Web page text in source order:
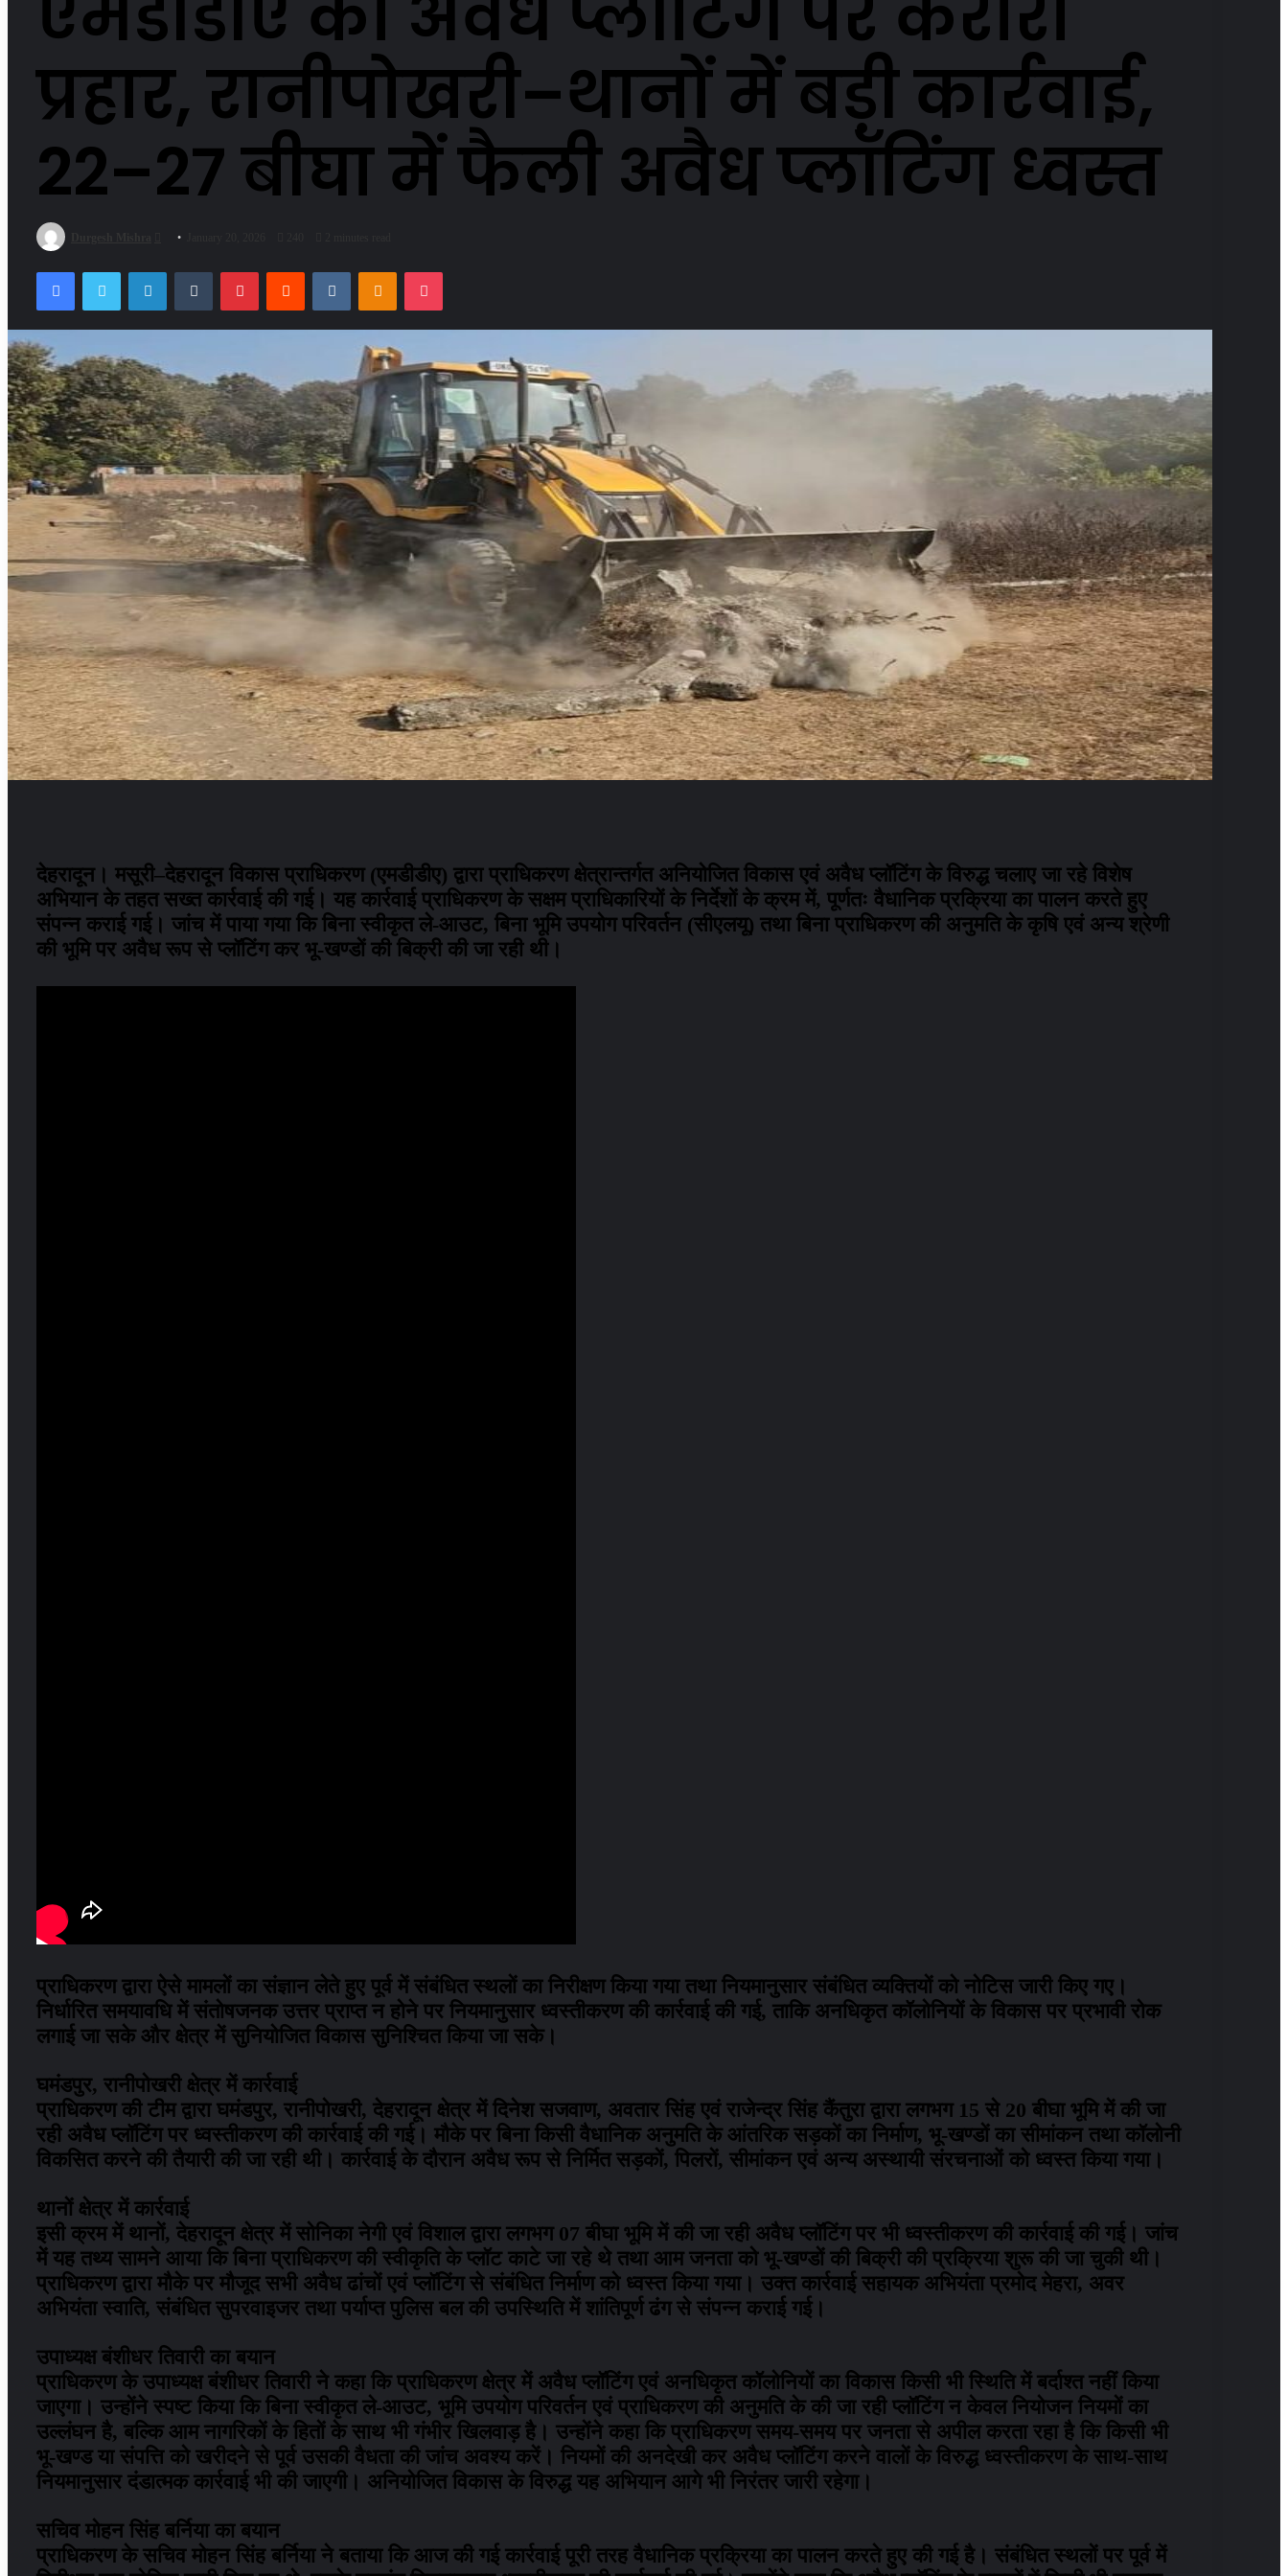
प्रहार, रानीपोखरी–थानों में बड़ी कार्रवाई,
22–27 बीघा में फैली अवैध प्लॉटिंग ध्वस्त
Send
FacebookTwitter LinkedInTumblrPinterestReddit VKontakteOdnoklassniki
Pocket
देहरादून। मसूरी–देहरादून विकास प्राधिकरण (एमडीडीए) द्वारा प्राधिकरण क्षेत्रान्तर्गत अनियोजित विकास एवं अवैध प्लॉटिंग के विरुद्ध चलाए जा रहे विशेष
अभियान के तहत सख्त कार्रवाई की गई। यह कार्रवाई प्राधिकरण के सक्षम प्राधिकारियों के निर्देशों के क्रम में, पूर्णतः वैधानिक प्रक्रिया का पालन करते हुए
संपन्न कराई गई। जांच में पाया गया कि बिना स्वीकृत ले-आउट, बिना भूमि उपयोग परिवर्तन (सीएलयू) तथा बिना प्राधिकरण की अनुमति के कृषि एवं अन्य श्रेणी
की भूमि पर अवैध रूप से प्लॉटिंग कर भू-खण्डों की बिक्री की जा रही थी।
प्राधिकरण द्वारा ऐसे मामलों का संज्ञान लेते हुए पूर्व में संबंधित स्थलों का निरीक्षण किया गया तथा नियमानुसार संबंधित व्यक्तियों को नोटिस जारी किए गए।
निर्धारित समयावधि में संतोषजनक उत्तर प्राप्त न होने पर नियमानुसार ध्वस्तीकरण की कार्रवाई की गई, ताकि अनधिकृत कॉलोनियों के विकास पर प्रभावी रोक
लगाई जा सके और क्षेत्र में सुनियोजित विकास सुनिश्चित किया जा सके।
घमंडपुर, रानीपोखरी क्षेत्र में कार्रवाई
प्राधिकरण की टीम द्वारा घमंडपुर, रानीपोखरी, देहरादून क्षेत्र में दिनेश सजवाण, अवतार सिंह एवं राजेन्द्र सिंह कैंतुरा द्वारा लगभग 15 से 20 बीघा भूमि में की जा
रही अवैध प्लॉटिंग पर ध्वस्तीकरण की कार्रवाई की गई। मौके पर बिना किसी वैधानिक अनुमति के आंतरिक सड़कों का निर्माण, भू-खण्डों का सीमांकन तथा कॉलोनी
विकसित करने की तैयारी की जा रही थी। कार्रवाई के दौरान अवैध रूप से निर्मित सड़कों, पिलरों, सीमांकन एवं अन्य अस्थायी संरचनाओं को ध्वस्त किया गया।
थानों क्षेत्र में कार्रवाई
इसी क्रम में थानों, देहरादून क्षेत्र में सोनिका नेगी एवं विशाल द्वारा लगभग 07 बीघा भूमि में की जा रही अवैध प्लॉटिंग पर भी ध्वस्तीकरण की कार्रवाई की गई। जांच
में यह तथ्य सामने आया कि बिना प्राधिकरण की स्वीकृति के प्लॉट काटे जा रहे थे तथा आम जनता को भू-खण्डों की बिक्री की प्रक्रिया शुरू की जा चुकी थी।
प्राधिकरण द्वारा मौके पर मौजूद सभी अवैध ढांचों एवं प्लॉटिंग से संबंधित निर्माण को ध्वस्त किया गया। उक्त कार्रवाई सहायक अभियंता प्रमोद मेहरा, अवर
अभियंता स्वाति, संबंधित सुपरवाइजर तथा पर्याप्त पुलिस बल की उपस्थिति में शांतिपूर्ण ढंग से संपन्न कराई गई।
उपाध्यक्ष बंशीधर तिवारी का बयान
प्राधिकरण के उपाध्यक्ष बंशीधर तिवारी ने कहा कि प्राधिकरण क्षेत्र में अवैध प्लॉटिंग एवं अनधिकृत कॉलोनियों का विकास किसी भी स्थिति में बर्दाश्त नहीं किया
जाएगा। उन्होंने स्पष्ट किया कि बिना स्वीकृत ले-आउट, भूमि उपयोग परिवर्तन एवं प्राधिकरण की अनुमति के की जा रही प्लॉटिंग न केवल नियोजन नियमों का
उल्लंघन है, बल्कि आम नागरिकों के हितों के साथ भी गंभीर खिलवाड़ है। उन्होंने कहा कि प्राधिकरण समय-समय पर जनता से अपील करता रहा है कि किसी भी
भू-खण्ड या संपत्ति को खरीदने से पूर्व उसकी वैधता की जांच अवश्य करें। नियमों की अनदेखी कर अवैध प्लॉटिंग करने वालों के विरुद्ध ध्वस्तीकरण के साथ-साथ
नियमानुसार दंडात्मक कार्रवाई भी की जाएगी। अनियोजित विकास के विरुद्ध यह अभियान आगे भी निरंतर जारी रहेगा।
सचिव मोहन सिंह बर्निया का बयान
प्राधिकरण के सचिव मोहन सिंह बर्निया ने बताया कि आज की गई कार्रवाई पूरी तरह वैधानिक प्रक्रिया का पालन करते हुए की गई है। संबंधित स्थलों पर पूर्व में